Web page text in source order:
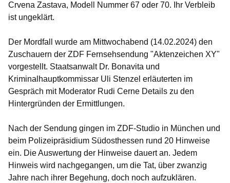
Crvena Zastava, Modell Nummer 67 oder 70. Ihr Verbleib
ist ungeklärt.
Der Mordfall wurde am Mittwochabend (14.02.2024) den
Zuschauern der ZDF Fernsehsendung "Aktenzeichen XY"
vorgestellt. Staatsanwalt Dr. Bonavita und
Kriminalhauptkommissar Uli Stenzel erläuterten im
Gespräch mit Moderator Rudi Cerne Details zu den
Hintergründen der Ermittlungen.
Nach der Sendung gingen im ZDF-Studio in München und
beim Polizeipräsidium Südosthessen rund 20 Hinweise
ein. Die Auswertung der Hinweise dauert an. Jedem
Hinweis wird nachgegangen, um die Tat, über zwanzig
Jahre nach ihrer Begehung, doch noch aufzuklären.